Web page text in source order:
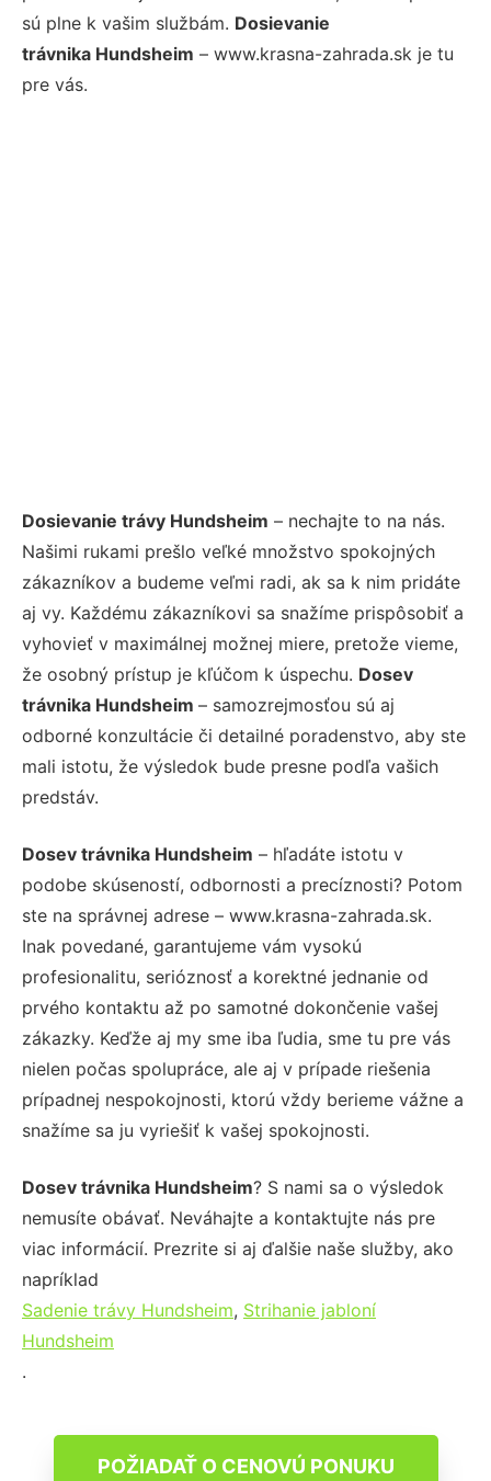
sú plne k vašim službám. Dosievanie
trávnika Hundsheim – www.krasna-zahrada.sk je tu
pre vás.
Dosievanie trávy Hundsheim – nechajte to na nás.
Našimi rukami prešlo veľké množstvo spokojných
zákazníkov a budeme veľmi radi, ak sa k nim pridáte
aj vy. Každému zákazníkovi sa snažíme prispôsobiť a
vyhovieť v maximálnej možnej miere, pretože vieme,
že osobný prístup je kľúčom k úspechu. Dosev
trávnika Hundsheim – samozrejmosťou sú aj
odborné konzultácie či detailné poradenstvo, aby ste
mali istotu, že výsledok bude presne podľa vašich
predstáv.
Dosev trávnika Hundsheim – hľadáte istotu v
podobe skúseností, odbornosti a precíznosti? Potom
ste na správnej adrese – www.krasna-zahrada.sk.
Inak povedané, garantujeme vám vysokú
profesionalitu, serióznosť a korektné jednanie od
prvého kontaktu až po samotné dokončenie vašej
zákazky. Keďže aj my sme iba ľudia, sme tu pre vás
nielen počas spolupráce, ale aj v prípade riešenia
prípadnej nespokojnosti, ktorú vždy berieme vážne a
snažíme sa ju vyriešiť k vašej spokojnosti.
Dosev trávnika Hundsheim? S nami sa o výsledok
nemusíte obávať. Neváhajte a kontaktujte nás pre
viac informácií. Prezrite si aj ďalšie naše služby, ako
napríklad
Sadenie trávy Hundsheim, Strihanie jabloní
Hundsheim
.
POŽIADAŤ O CENOVÚ PONUKU